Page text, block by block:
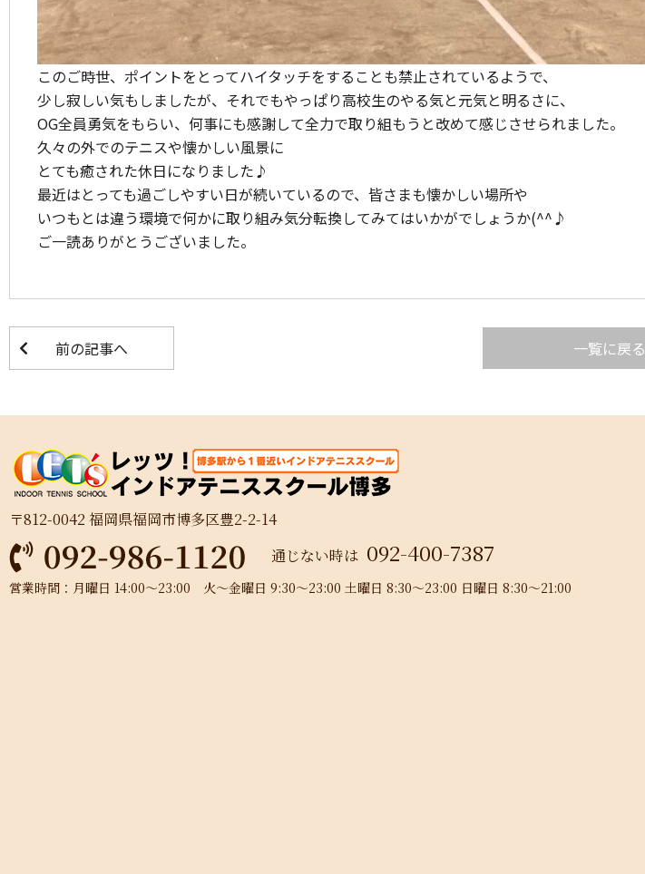
このご時世、ポイントをとってハイタッチをすることも禁止されているようで、
少し寂しい気もしましたが、それでもやっぱり高校生のやる気と元気と明るさに、
OG全員勇気をもらい、何事にも感謝して全力で取り組もうと改めて感じさせられました。
久々の外でのテニスや懐かしい風景に
とても癒された休日になりました♪
最近はとっても過ごしやすい日が続いているので、皆さまも懐かしい場所や
いつもとは違う環境で何かに取り組み気分転換してみてはいかがでしょうか(^^♪
ご一読ありがとうございました。
前の記事へ 一覧に戻る
〒812-0042 福岡県福岡市博多区豊2-2-14
通じない時は 092-400-7387
営業時間：月曜日 14:00～23:00 火～金曜日 9:30～23:00 土曜日 8:30～23:00 日曜日 8:30～21:00